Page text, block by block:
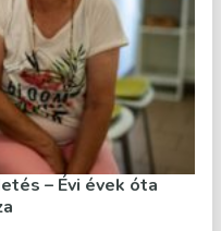
– Évi évek óta